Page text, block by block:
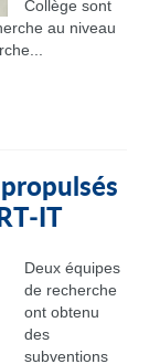
Collège sont
au niveau
Deux équipes
de recherche
ont obtenu
des
subventions